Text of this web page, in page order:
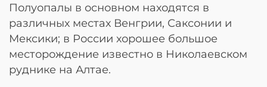
Полуопалы в основном находятся в
различных местах Венгрии, Саксонии и
Мексики; в России хорошее большое
месторождение известно в Николаевском
руднике на Алтае.